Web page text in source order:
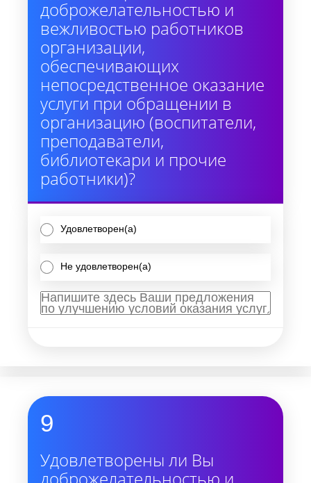
доброжелательностью и
вежливостью работников
организации,
обеспечивающих
непосредственное оказание
услуги при обращении в
организацию (воспитатели,
преподаватели,
библиотекари и прочие
работники)?
Удовлетворен(а)
Не удовлетворен(а)
9
Удовлетворены ли Вы